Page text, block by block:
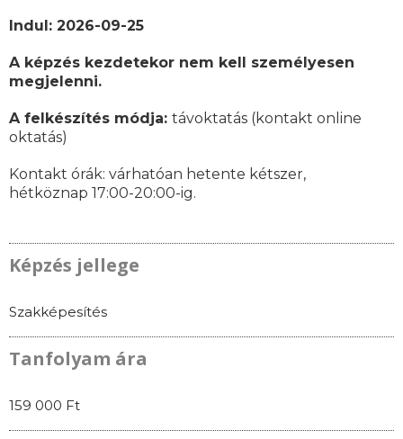
Indul: 2026-09-25
A képzés kezdetekor nem kell személyesen
megjelenni.
A felkészítés módja: távoktatás (kontakt online
oktatás)
Kontakt órák: várhatóan hetente kétszer,
hétköznap 17:00-20:00-ig.
Képzés jellege
Szakképesítés
Tanfolyam ára
159 000 Ft